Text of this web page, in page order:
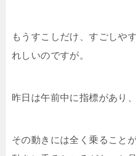
もうすこしだけ、すごしや
れしいのですが。
昨日は午前中に指標があり
その動きには全く乗ること